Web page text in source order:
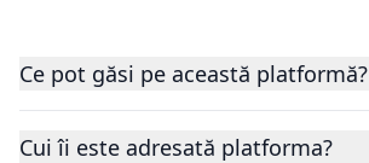
Ce pot găsi pe această platformă?
Cui îi este adresată platforma?